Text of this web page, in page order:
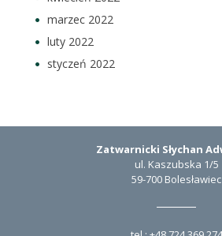
marzec 2022
luty 2022
styczeń 2022
Zatwarnicki Słychan
ul. Kaszubska 1/5
59-700 Bolesławiec